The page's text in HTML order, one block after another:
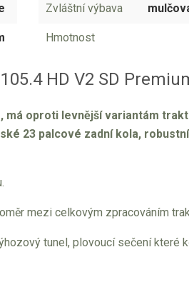
Zvláštní výbava
Hmotnost
HD V2 SD
má oproti levnější variantám
23 palcové zadní kola,
mezi celkovým zpracováním
tunel, plovoucí sečení které